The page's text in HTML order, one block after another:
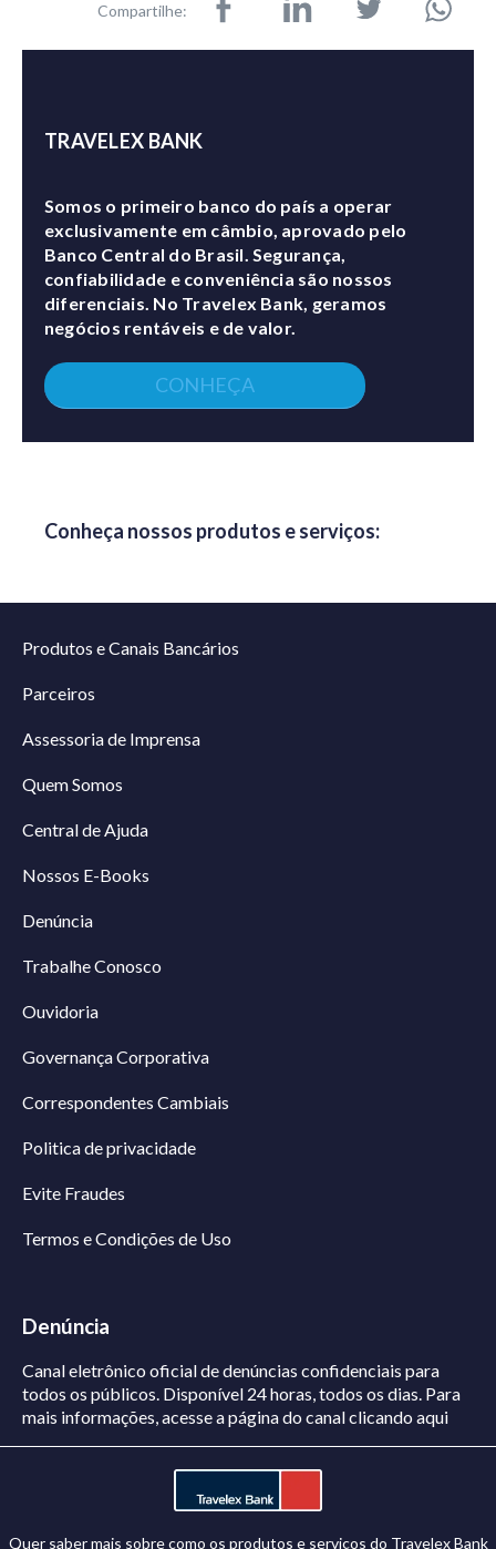
Compartilhe:
TRAVELEX BANK
Somos o primeiro banco do país a operar
exclusivamente em câmbio, aprovado pelo
Banco Central do Brasil. Segurança,
confiabilidade e conveniência são nossos
diferenciais. No Travelex Bank, geramos
negócios rentáveis e de valor.
CONHEÇA
Conheça nossos produtos e serviços:
Produtos e Canais Bancários
Parceiros
Assessoria de Imprensa
Quem Somos
Central de Ajuda
Nossos E-Books
Denúncia
Trabalhe Conosco
Ouvidoria
Governança Corporativa
Correspondentes Cambiais
Politica de privacidade
Evite Fraudes
Termos e Condições de Uso
Denúncia
Canal eletrônico oficial de denúncias confidenciais para
todos os públicos. Disponível 24 horas, todos os dias. Para
mais informações, acesse a página do canalclicando aqui
Quer saber mais sobre como os produtos e serviços do Travelex Bank